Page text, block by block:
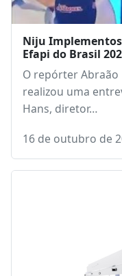
Niju
Efapi do Brasil
O repórter
realizou uma
Hans, diretor…
16 de outubro de